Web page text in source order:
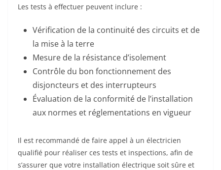
Les tests à effectuer peuvent inclure :
Vérification de la continuité des circuits et de
la mise à la terre
Mesure de la résistance d’isolement
Contrôle du bon fonctionnement des
disjoncteurs et des interrupteurs
Évaluation de la conformité de l’installation
aux normes et réglementations en vigueur
Il est recommandé de faire appel à un électricien
qualifié pour réaliser ces tests et inspections, afin de
s’assurer que votre installation électrique soit sûre et